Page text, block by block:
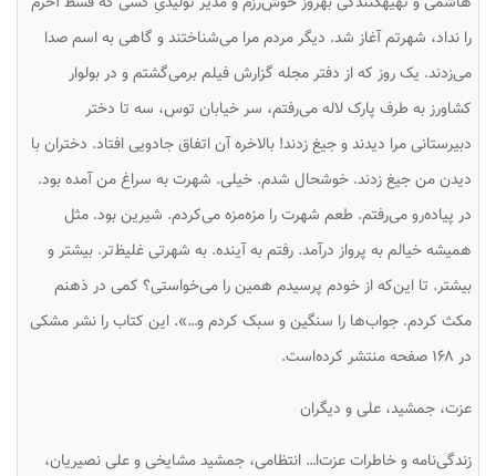
را نداد، شهرتم آغاز شد. دیگر مردم مرا می‌شناختند و گاهی به اسم صدا
می‌زدند. یک روز که از دفتر مجله گزارش فیلم برمی‌گشتم و در بولوار
کشاورز به طرف پارک لاله می‌رفتم، سر خیابان توس، سه تا دختر
دبیرستانی مرا دیدند و جیغ زدند! بالاخره آن اتفاق جادویی افتاد. دختران با
دیدن من جیغ زدند. خوشحال شدم. خیلی. شهرت به سراغ من آمده بود.
در پیاده‌رو می‌رفتم. طعم شهرت را مزه‌مزه می‌کردم. شیرین بود. مثل
همیشه خیالم به پرواز درآمد. رفتم به آینده. به شهرتی غلیظ‌تر. بیشتر و
بیشتر. تا این‌که از خودم پرسیدم همین را می‌خواستی؟ کمی در ذهنم
مکث کردم. جواب‌ها را سنگین و سبک کردم و…». این کتاب را نشر مشکی
در ۱۶۸ صفحه منتشر کرده‌است.
عزت، جمشید، علی و دیگران
زندگی‌نامه و خاطرات عزت‌ا… انتظامی، جمشید مشایخی و علی نصیریان،